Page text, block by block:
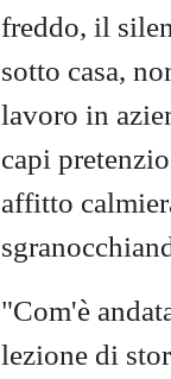
freddo, il
sotto casa,
lavoro in
capi
affitto
"Com'è
lezione di